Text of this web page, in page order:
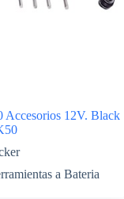
Accesorios 12V. Black
a Bateria